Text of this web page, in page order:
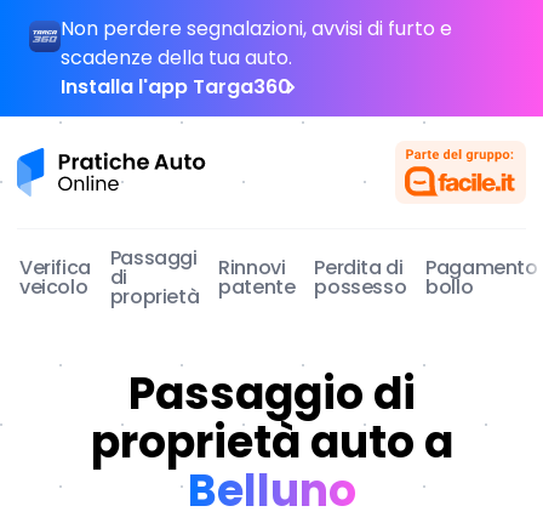
Non perdere segnalazioni, avvisi di furto e
scadenze della tua auto.
Installa l'app Targa360
Pratiche Auto Online
Verifica
veicolo
Passaggi
di
proprietà
Rinnovi
patente
Perdita di
possesso
Pagamento
bollo
Passaggio di
proprietà auto a
Belluno